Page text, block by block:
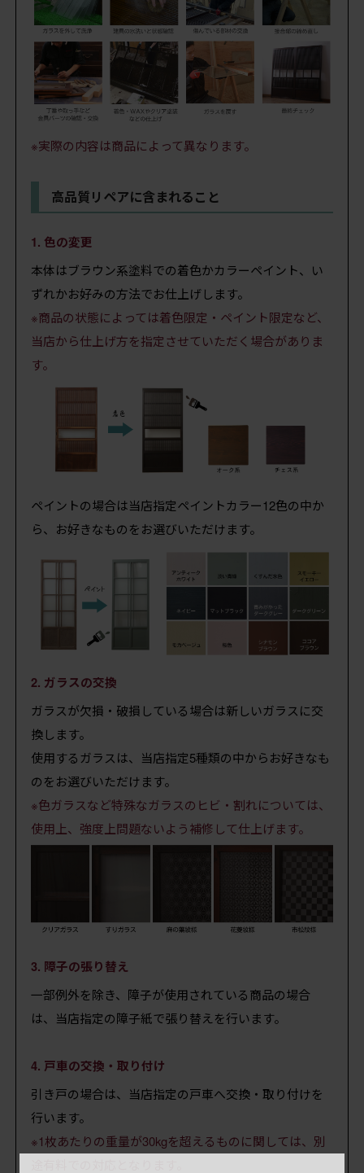
※実際の内容は商品によって異なります。
高品質リペアに含まれること
1. 色の変更
本体はブラウン系塗料での着色かカラーペイント、い
ずれかお好みの方法でお仕上げします。
※商品の状態によっては着色限定・ペイント限定など、
当店から仕上げ方を指定させていただく場合がありま
す。
ペイントの場合は当店指定ペイントカラー12色の中か
ら、お好きなものをお選びいただけます。
2. ガラスの交換
ガラスが欠損・破損している場合は新しいガラスに交
換します。
使用するガラスは、当店指定5種類の中からお好きなも
のをお選びいただけます。
※色ガラスなど特殊なガラスのヒビ・割れについては、
使用上、強度上問題ないよう補修して仕上げます。
3. 障子の張り替え
一部例外を除き、障子が使用されている商品の場合
は、当店指定の障子紙で張り替えを行います。
4. 戸車の交換・取り付け
引き戸の場合は、当店指定の戸車へ交換・取り付けを
行います。
※1枚あたりの重量が30kgを超えるものに関しては、別